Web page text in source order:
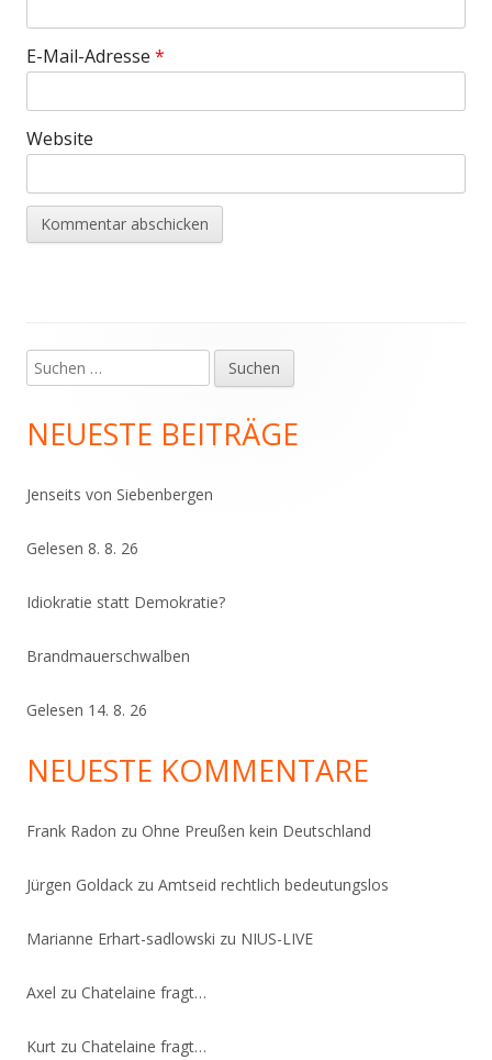
E-Mail-Adresse *
Website
Haupt-
Seitenleiste
Suchen
nach:
NEUESTE BEITRÄGE
Jenseits von Siebenbergen
Gelesen 8. 8. 26
Idiokratie statt Demokratie?
Brandmauerschwalben
Gelesen 14. 8. 26
NEUESTE KOMMENTARE
Frank Radon zu Ohne Preußen kein Deutschland
Jürgen Goldack zu Amtseid rechtlich bedeutungslos
Marianne Erhart-sadlowski zu NIUS-LIVE
Axel zu Chatelaine fragt…
Kurt zu Chatelaine fragt…